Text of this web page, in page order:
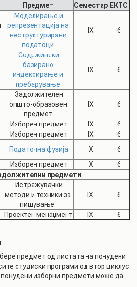
Предмет Семестар ЕКТС
Моделирање и
репрезентација на
неструктурирани
податоци
IX 6
Содржински
базирано
индексирање и
пребарување
IX 6
Задолжителен
општо-образовен
предмет
IX 6
Изборен предмет IX
6
Изборен предмет IX
6
Податочна фузија X
6
Изборен предмет X
6
предмети
Истражувачки
методи и техники за
пишување
IX 6
Проектен менаџмент IX 6
предмет од листата на понудени
студиски програми од втор циклус
изборни предмети може да